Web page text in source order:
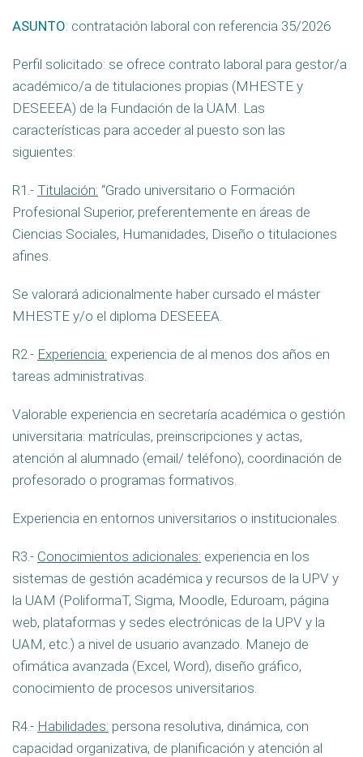
ASUNTO: contratación laboral con referencia 35/2026
Perfil solicitado: se ofrece contrato laboral para gestor/a
académico/a de titulaciones propias (MHESTE y
DESEEEA) de la Fundación de la UAM. Las
características para acceder al puesto son las
siguientes:
R1.- Titulación: “Grado universitario o Formación
Profesional Superior, preferentemente en áreas de
Ciencias Sociales, Humanidades, Diseño o titulaciones
afines.
Se valorará adicionalmente haber cursado el máster
MHESTE y/o el diploma DESEEEA.
R2.- Experiencia: experiencia de al menos dos años en
tareas administrativas.
Valorable experiencia en secretaría académica o gestión
universitaria: matrículas, preinscripciones y actas,
atención al alumnado (email/ teléfono), coordinación de
profesorado o programas formativos.
Experiencia en entornos universitarios o institucionales.
R3.- Conocimientos adicionales: experiencia en los
sistemas de gestión académica y recursos de la UPV y
la UAM (PoliformaT, Sigma, Moodle, Eduroam, página
web, plataformas y sedes electrónicas de la UPV y la
UAM, etc.) a nivel de usuario avanzado. Manejo de
ofimática avanzada (Excel, Word), diseño gráfico,
conocimiento de procesos universitarios.
R4.- Habilidades: persona resolutiva, dinámica, con
capacidad organizativa, de planificación y atención al